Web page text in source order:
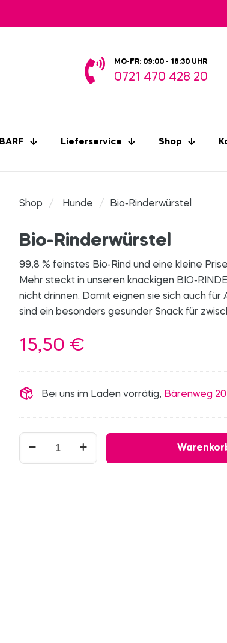
MO-FR: 09:00 - 18:30 UHR
0721 470 428 20
BARF Lieferservice Shop
Shop / Hunde / Bio-Rinderwürstel
Bio-Rinderwürstel
99,8 % feinstes Bio-Rind und eine kleine
Mehr steckt in unseren knackigen BIO-
nicht drinnen. Damit eignen sie sich auch für
sind ein besonders gesunder Snack für
15,50 €
Bei uns im Laden vorrätig, Bärenweg 20